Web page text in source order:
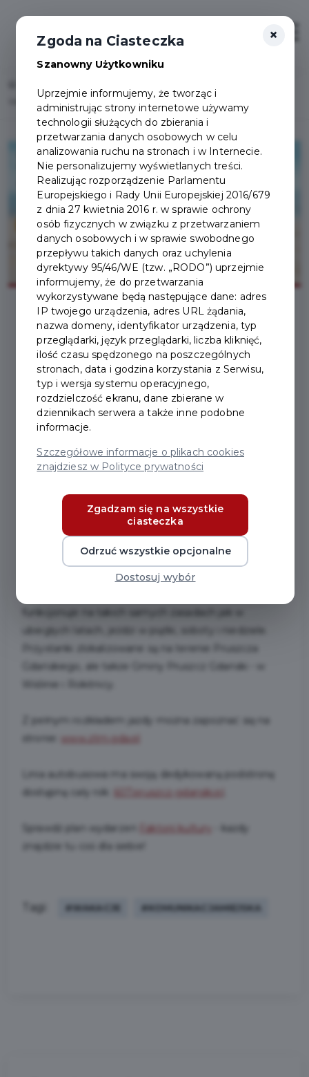
Wakacyjna linia 607 ruszyła w sobotę 24.06.2023 r.
2023-06-23
WAKACYJNA LINIA 607
RUSZYŁA W SOBOTĘ
24.06.2023 R.
W sobotę, 24.06.2023 r. ruszyła wakacyjna linia
Gdański z Wyspą Sobieszewską. Pozwala ona w łatwy
sposób dotrzeć na plażę. W drodze powrotnej
autobus obiera kurs na Faktorię, dzięki czemu
mieszkańcy Sobieszewa i turyści chcący skorzystać z
bogatej oferty koncertów i spektakli będą mieli
Przystanki zlokalizowane są na terenie Pruszcza
Gdańskiego, ale także Gminy Pruszcz Gdański - w
Wiślinie i Rokitnicy.
Z pełnym rozkładem jazdy można zapoznać się na
stronie:
www.ztm.gda.pl
Linia autobusowa ma swoją dedykowaną podstronę
dostępną cały rok:
607.pruszcz-gdanski.pl
Sprawdź plan wydarzeń Faktorii kultury
- każdy
znajdzie tu coś dla siebie!
Tagi: #WAKACJE #KOMUNIKACJAMIEJSKA
×
Zgoda na Ciasteczka
Szanowny Użytkowniku
Uprzejmie informujemy, że tworząc i
administrując strony internetowe używamy
technologii służących do zbierania i
przetwarzania danych osobowych w celu
analizowania ruchu na stronach i w Internecie.
Nie personalizujemy wyświetlanych treści.
Realizując rozporządzenie Parlamentu
Europejskiego i Rady Unii Europejskiej 2016/679
z dnia 27 kwietnia 2016 r. w sprawie ochrony
osób fizycznych w związku z przetwarzaniem
danych osobowych i w sprawie swobodnego
przepływu takich danych oraz uchylenia
dyrektywy 95/46/WE (tzw. „RODO”) uprzejmie
informujemy, że do przetwarzania
wykorzystywane będą następujące dane: adres
IP twojego urządzenia, adres URL żądania,
nazwa domeny, identyfikator urządzenia, typ
przeglądarki, język przeglądarki, liczba kliknięć,
ilość czasu spędzonego na poszczególnych
stronach, data i godzina korzystania z Serwisu,
typ i wersja systemu operacyjnego,
rozdzielczość ekranu, dane zbierane w
dziennikach serwera a także inne podobne
informacje.
Szczegółowe informacje o plikach cookies
znajdziesz w Polityce prywatności
Zgadzam się na wszystkie
ciasteczka
Odrzuć wszystkie opcjonalne
Dostosuj wybór